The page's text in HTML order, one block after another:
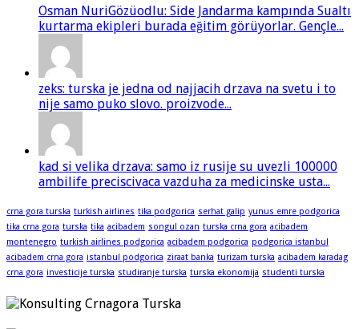
Osman NuriGözüodlu: Side Jandarma kampında Sualtı
kurtarma ekipleri burada eğitim görüyorlar. Gençle...
zeks: turska je jedna od najjacih drzava na svetu i to
nije samo puko slovo. proizvode...
kad si velika drzava: samo iz rusije su uvezli 100000
ambilife preciscivaca vazduha za medicinske usta...
crna gora turska turkish airlines tika podgorica serhat galip yunus emre podgorica
tika crna gora turska tika acibadem songul ozan turska crna gora acibadem
montenegro turkish airlines podgorica acibadem podgorica podgorica istanbul
acibadem crna gora istanbul podgorica ziraat banka turizam turska acibadem karadag
crna gora investicije turska studiranje turska turska ekonomija studenti turska